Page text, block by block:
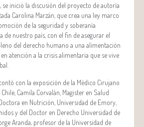
se inició la discusión del proyecto de autoría
Carolina Marzán, que crea una ley marco
de la seguridad y soberanía
de nuestro país, con el fin de asegurar el
del derecho humano a una alimentación
atención a la crisis alimentaria que se vive
con la exposición de la Médico Cirujano
Chile, Camila Corvalán, Magister en Salud
en Nutrición, Universidad de Emory,
y del Doctor en Derecho Universidad de
Aranda, profesor de la Universidad de